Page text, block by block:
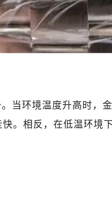
当环境温度升高时，
。相反，在低温环境